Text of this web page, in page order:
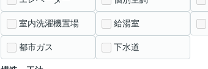
室内洗濯機置場 給湯室
都市ガス 下水道